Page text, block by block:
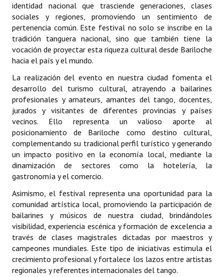
Comunicaciones
Declaraciones
Resoluciones
Resoluciones de Presidencia
INSTITUCIONAL
Antiguos Pobladores
Noticias Destacadas
Registros y Distinciones
Datos Históricos
Premio al Mérito - Registro
Audiencias Públicas - Registro
Mujeres que Dejaron Huellas - Registro
Periodistas Decanos - Registro
identidad nacional que trasciende generaciones, clases
sociales y regiones, promoviendo un sentimiento de
pertenencia común. Este festival no solo se inscribe en la
tradición tanguera nacional, sino que también tiene la
vocación de proyectar esta riqueza cultural desde Bariloche
hacia el país y el mundo.
La realización del evento en nuestra ciudad fomenta el
desarrollo del turismo cultural, atrayendo a bailarines
profesionales y amateurs, amantes del tango, docentes,
jurados y visitantes de diferentes provincias y países
vecinos. Ello representa un valioso aporte al
posicionamiento de Bariloche como destino cultural,
complementando su tradicional perfil turístico y generando
un impacto positivo en la economía local, mediante la
dinamización de sectores como la hotelería, la
gastronomía y el comercio.
Asimismo, el festival representa una oportunidad para la
comunidad artística local, promoviendo la participación de
bailarines y músicos de nuestra ciudad, brindándoles
visibilidad, experiencia escénica y formación de excelencia a
través de clases magistrales dictadas por maestros y
campeones mundiales. Este tipo de iniciativas estimula el
crecimiento profesional y fortalece los lazos entre artistas
regionales y referentes internacionales del tango.